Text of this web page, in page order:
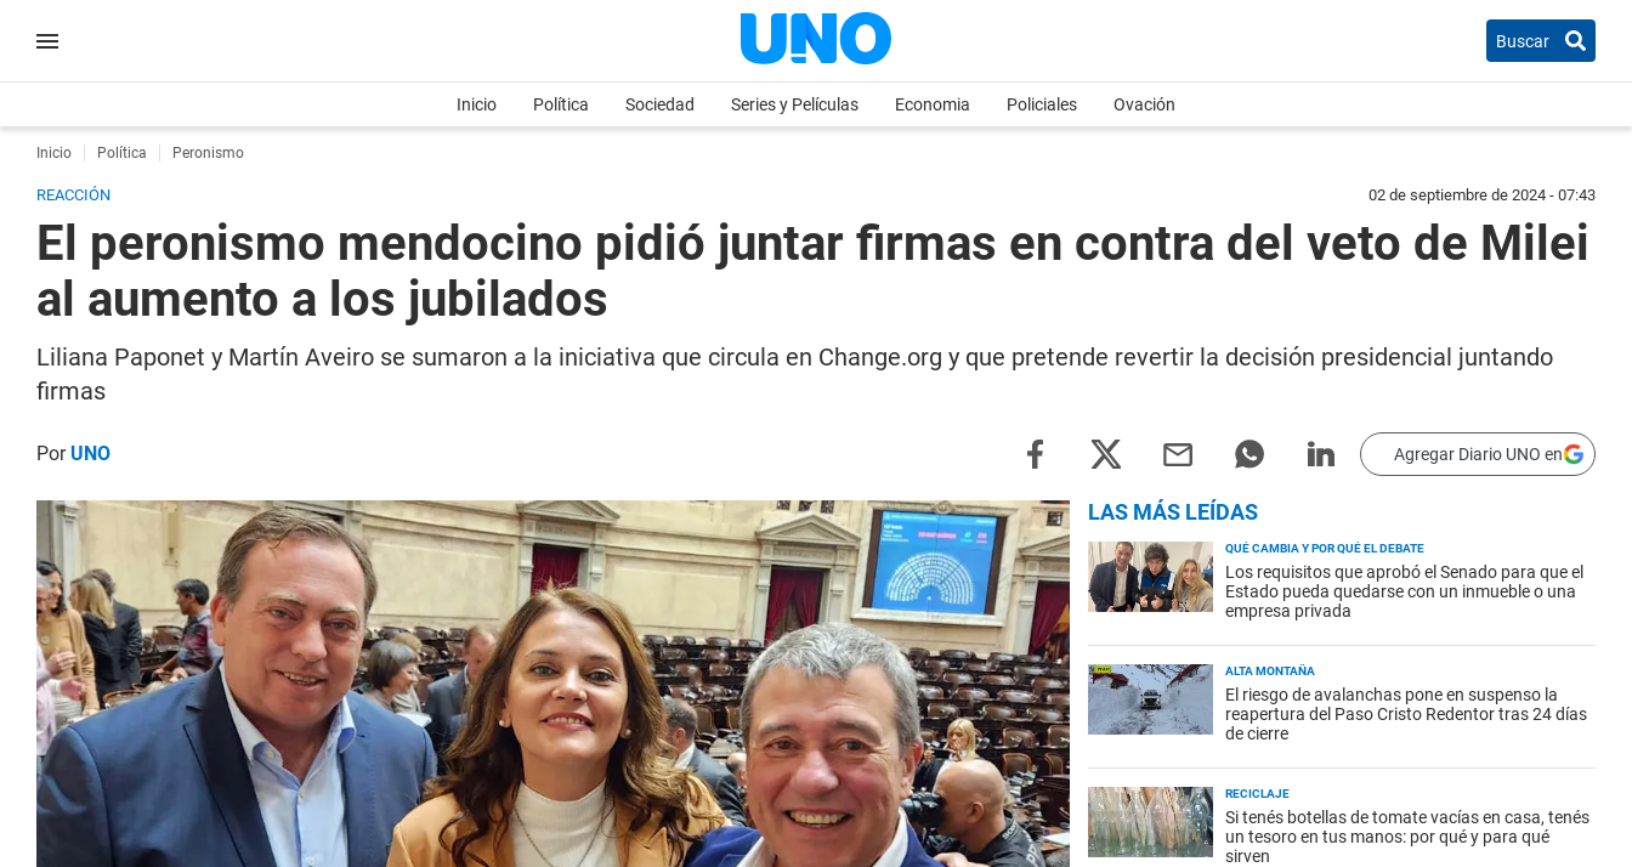
Buscar
Inicio Política Sociedad Series y Películas Economia Policiales Ovación
Inicio Política Peronismo
REACCIÓN 02 de septiembre de 2024 - 07:43
El peronismo mendocino pidió juntar firmas en contra del veto de Milei
al aumento a los jubilados
Liliana Paponet y Martín Aveiro se sumaron a la iniciativa que circula en Change.org y que pretende revertir la decisión presidencial juntando
firmas
PorUNO Agregar Diario UNO en
LAS MÁS LEÍDAS
QUÉ CAMBIA Y POR QUÉ EL DEBATE
Los requisitos que aprobó el Senado para que el
Estado pueda quedarse con un inmueble o una
empresa privada
ALTA MONTAÑA
El riesgo de avalanchas pone en suspenso la
reapertura del Paso Cristo Redentor tras 24 días
de cierre
RECICLAJE
Si tenés botellas de tomate vacías en casa, tenés
un tesoro en tus manos: por qué y para qué
sirven